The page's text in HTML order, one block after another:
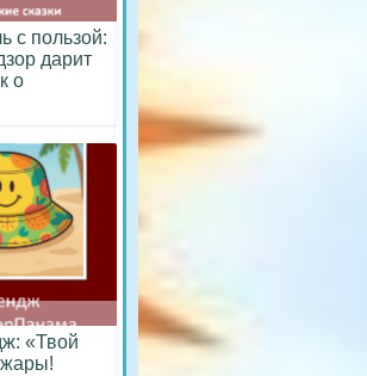
с пользой:
дарит
о
«Твой
жары!